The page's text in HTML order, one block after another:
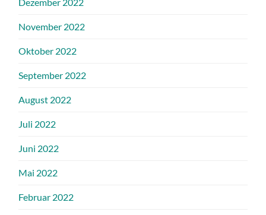
November 2022
Oktober 2022
September 2022
August 2022
Juli 2022
Juni 2022
Mai 2022
Februar 2022